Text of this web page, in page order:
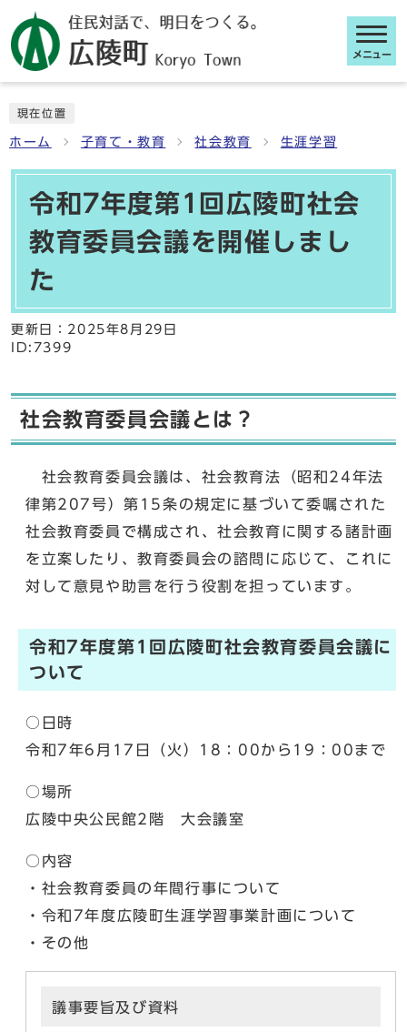
メニュー
現在位置
ホーム 子育て・教育 社会教育 生涯学習
令和7年度第1回広陵町社会
教育委員会議を開催しまし
た
更新日： 2025年8月29日
ID:7399
社会教育委員会議とは？
社会教育委員会議は、社会教育法（昭和24年法
律第207号）第15条の規定に基づいて委嘱された
社会教育委員で構成され、社会教育に関する諸計画
を立案したり、教育委員会の諮問に応じて、これに
対して意見や助言を行う役割を担っています。
令和7年度第1回広陵町社会教育委員会議に
ついて
○日時
令和7年6月17日（火）18：00から19：00まで
○場所
広陵中央公民館2階 大会議室
○内容
・社会教育委員の年間行事について
・令和7年度広陵町生涯学習事業計画について
・その他
議事要旨及び資料